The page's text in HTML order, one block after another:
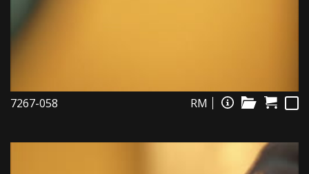
7267-058 RM